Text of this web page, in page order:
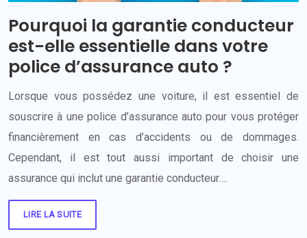
Pourquoi la garantie conducteur
est-elle essentielle dans votre
police d’assurance auto ?
Lorsque vous possédez une voiture, il est essentiel de
souscrire à une police d’assurance auto pour vous protéger
financièrement en cas d’accidents ou de dommages.
Cependant, il est tout aussi important de choisir une
assurance qui inclut une garantie conducteur….
LIRE LA SUITE